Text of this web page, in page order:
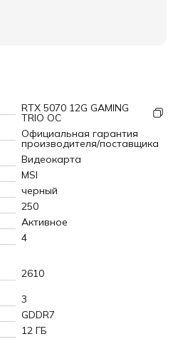
RTX 5070 12G GAMING
TRIO OC
Официальная гарантия
производителя/поставщика
Видеокарта
MSI
черный
250
Активное
4
2610
3
GDDR7
12 ГБ